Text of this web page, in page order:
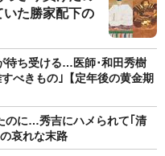
た勝家配下の
待ち受ける…医師･和田秀樹
べきもの｣【定年後の黄金期
のに…秀吉にハメられて｢清
哀れな末路